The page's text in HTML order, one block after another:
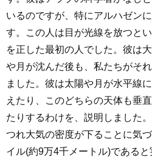
いるのですが、特にアルハゼン
す。この人は目が光線を放つと
を正した最初の人でした。彼は
や月が沈んだ後も、私たちがそ
ました。彼は太陽や月が水平線
えたり、このどちらの天体も垂
たりするわけを、説明しました
つれ大気の密度が下ることに気
イル(約9万4千メートル)である